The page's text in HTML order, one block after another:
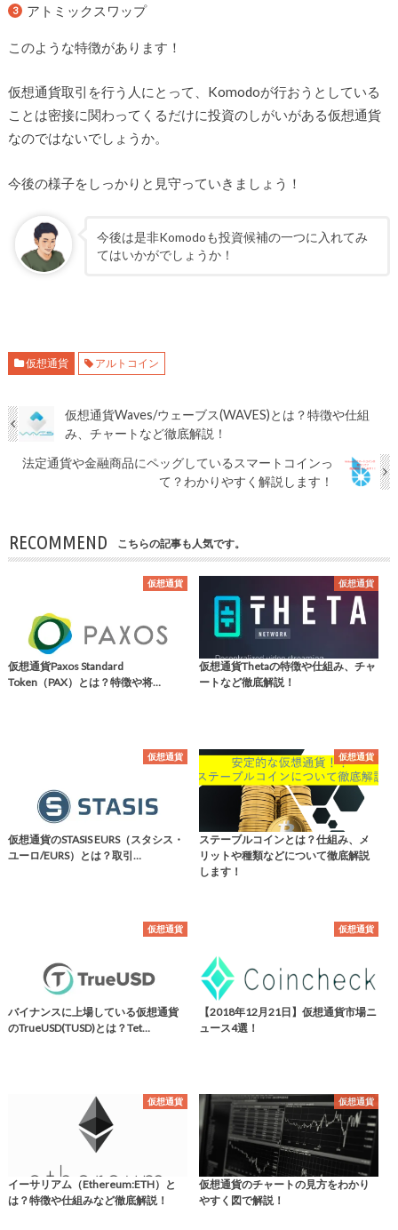
アトミックスワップ
このような特徴があります！
仮想通貨取引を行う人にとって、Komodoが行おうとしている
ことは密接に関わってくるだけに投資のしがいがある仮想通貨
なのではないでしょうか。
今後の様子をしっかりと見守っていきましょう！
今後は是非Komodoも投資候補の一つに入れてみ
てはいかがでしょうか！
仮想通貨 アルトコイン
仮想通貨Waves/ウェーブス(WAVES)とは？特徴や仕組
み、チャートなど徹底解説！
法定通貨や金融商品にペッグしているスマートコインっ
て？わかりやすく解説します！
RECOMMEND こちらの記事も人気です。
仮想通貨
仮想通貨Paxos Standard
Token（PAX）とは？特徴や将…
仮想通貨
仮想通貨Thetaの特徴や仕組み、チャ
ートなど徹底解説！
仮想通貨
仮想通貨のSTASIS EURS（スタシス・
ユーロ/EURS）とは？取引…
仮想通貨
ステーブルコインとは？仕組み、メ
リットや種類などについて徹底解説
します！
仮想通貨
バイナンスに上場している仮想通貨
のTrueUSD(TUSD)とは？Tet…
仮想通貨
【2018年12月21日】仮想通貨市場ニ
ュース4選！
仮想通貨
イーサリアム（Ethereum:ETH）と
は？特徴や仕組みなど徹底解説！
仮想通貨
仮想通貨のチャートの見方をわかり
やすく図で解説！